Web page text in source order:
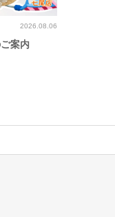
2026.08.06
案内